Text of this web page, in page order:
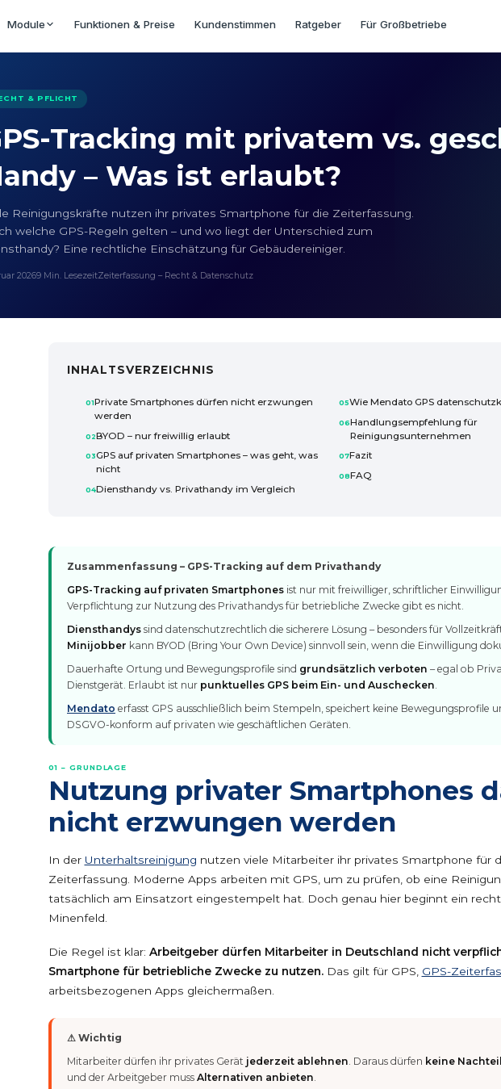
Module Funktionen & Preise Kundenstimmen Ratgeber Für Großbetriebe
& PFLICHT
Tracking mit privatem vs.
– Was ist erlaubt?
Reinigungskräfte nutzen ihr privates Smartphone für die Zeiterfassung.
welche GPS-Regeln gelten – und wo liegt der Unterschied zum
Eine rechtliche Einschätzung für Gebäude­reiniger.
20269 Min. LesezeitZeiterfassung – Recht & Datenschutz
INHALTSVERZEICHNIS
Private Smartphones dürfen nicht erzwungen
werden
BYOD – nur freiwillig erlaubt
GPS auf privaten Smartphones – was geht, was
nicht
Diensthandy vs. Privathandy im Vergleich
Wie Mendato GPS
Handlungsempfehlung für
Reinigungsunternehmen
Fazit
FAQ
Zusammenfassung – GPS-Tracking auf dem Privathandy
GPS-Tracking auf privaten Smartphones ist nur mit freiwilliger, schriftlicher
Verpflichtung zur Nutzung des Privathandys für betriebliche Zwecke gibt es nicht.
Diensthandys sind datenschutzrechtlich die sicherere Lösung – besonders für
Minijobber kann BYOD (Bring Your Own Device) sinnvoll sein, wenn die Einwilligung
Dauerhafte Ortung und Bewegungsprofile sind grundsätzlich verboten – egal ob
Dienstgerät. Erlaubt ist nur punktuelles GPS beim Ein- und Auschecken.
Mendato erfasst GPS ausschließlich beim Stempeln, speichert keine Bewegungsprofile
DSGVO-konform auf privaten wie geschäftlichen Geräten.
01 – GRUNDLAGE
Nutzung privater Smartphones
nicht erzwungen werden
In der Unterhaltsreinigung nutzen viele Mitarbeiter ihr privates Smartphone für
Zeiterfassung. Moderne Apps arbeiten mit GPS, um zu prüfen, ob eine
tatsächlich am Einsatzort eingestempelt hat. Doch genau hier beginnt ein
Minenfeld.
Die Regel ist klar: Arbeitgeber dürfen Mitarbeiter in Deutschland nicht
Smartphone für betriebliche Zwecke zu nutzen.Das gilt für GPS, GPS-
arbeitsbezogenen Apps gleichermaßen.
⚠ Wichtig
Mitarbeiter dürfen ihr privates Gerät jederzeit ablehnen. Daraus dürfen keine
und der Arbeitgeber muss Alternativen anbieten.